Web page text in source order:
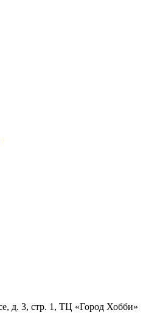
д. 3, стр. 1, ТЦ «Город Хобби»